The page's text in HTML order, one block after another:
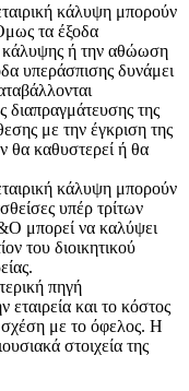
κάλυψη μπορούν
τα έξοδα
κάλυψης ή την αθώωση
υπεράσπισης δυνάμει
διαπραγμάτευσης της
με την έγκριση της
θα καθυστερεί ή θα
κάλυψη μπορούν
υπέρ τρίτων
μπορεί να καλύψει
του διοικητικού
πηγή
εταιρεία και το κόστος
σχέση με το όφελος. Η
στοιχεία της